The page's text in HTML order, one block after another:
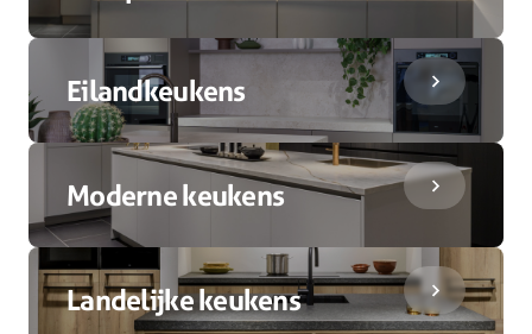
Eilandkeukens
Moderne keukens
Landelijke keukens